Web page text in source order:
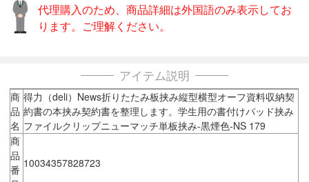
代理購入のため、商品詳細は外国語のみ表示してお
ります。ご理解ください。
アイテム説明
商
品
名
得力（deli）News折りたたみ板挟み縦型横型オーフ資料収納契
約書の本挟み契約書を整理します。学生用の書付けパッド挟み
ファイルクリップニューマッチ単板挟み-黒煙色-NS 179
商
品
番 10034357828723